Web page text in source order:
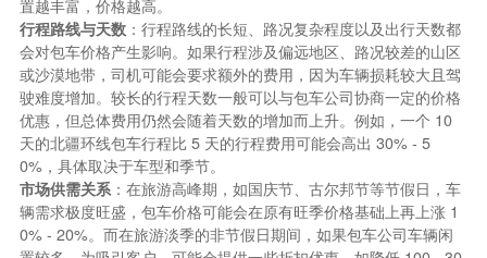
置越丰富，价格越高。
行程路线与天数：行程路线的长短、路况复杂程度以及出行天数都
会对包车价格产生影响。如果行程涉及偏远地区、路况较差的山区
或沙漠地带，司机可能会要求额外的费用，因为车辆损耗较大且驾
驶难度增加。较长的行程天数一般可以与包车公司协商一定的价格
优惠，但总体费用仍然会随着天数的增加而上升。例如，一个 10
天的北疆环线包车行程比 5 天的行程费用可能会高出 30% - 5
0%，具体取决于车型和季节。
市场供需关系：在旅游高峰期，如国庆节、古尔邦节等节假日，车
辆需求极度旺盛，包车价格可能会在原有旺季价格基础上再上涨 1
0% - 20%。而在旅游淡季的非节假日期间，如果包车公司车辆闲